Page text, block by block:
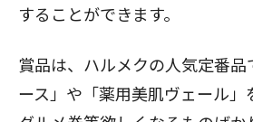
することができます。
賞品は、ハルメクの人気定番品
ース」や「薬用美肌ヴェール」